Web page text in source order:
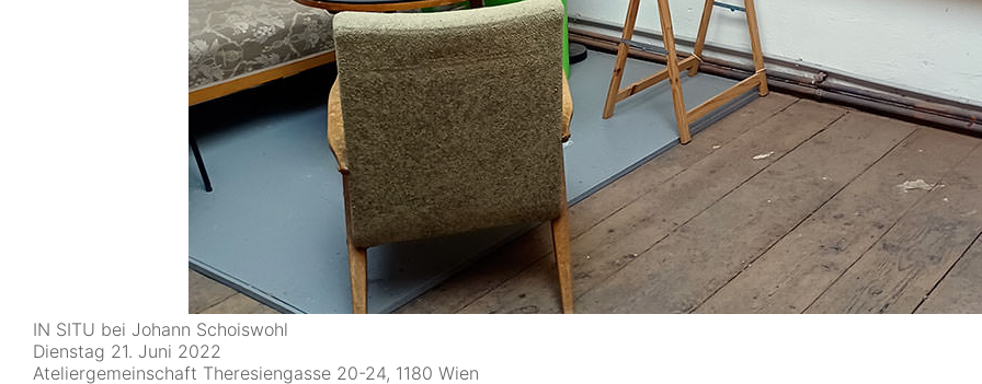
IN SITU bei Johann Schoiswohl
Dienstag 21. Juni 2022
Ateliergemeinschaft Theresiengasse 20-24, 1180 Wien